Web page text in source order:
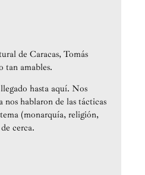
de Caracas, Tomás
tan amables.
hasta aquí. Nos
hablaron de las tácticas
(monarquía, religión,
cerca.